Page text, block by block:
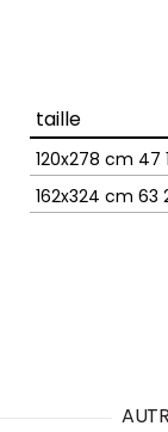
taille
120x278 cm 47
162x324 cm 63